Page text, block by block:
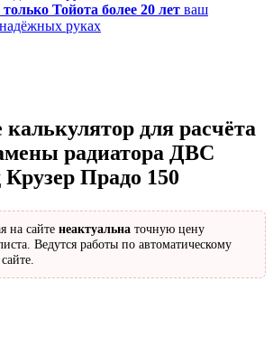
Тойота более 20 лет ваш
руках
для расчёта
радиатора ДВС
Прадо 150
на сайте неактуальна точную цену
Ведутся работы по автоматическому